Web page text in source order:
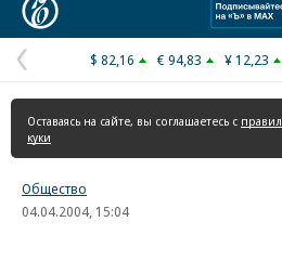
Предыдущая
страница
$ 82,16 € 94,83 ¥ 12,23
Оставаясь на сайте, вы соглашаетесь с
куки
Общество
04.04.2004, 15:04